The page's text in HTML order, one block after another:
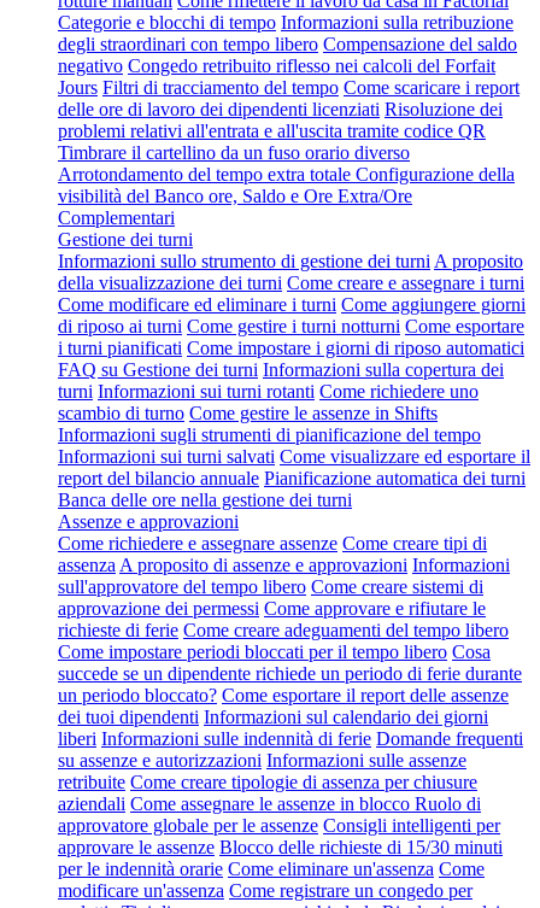
Categorie e blocchi di tempo Informazioni sulla retribuzione
degli straordinari con tempo libero Compensazione del saldo
negativo Congedo retribuito riflesso nei calcoli del Forfait
Jours Filtri di tracciamento del tempo Come scaricare i report
delle ore di lavoro dei dipendenti licenziati Risoluzione dei
problemi relativi all'entrata e all'uscita tramite codice QR
Timbrare il cartellino da un fuso orario diverso
Arrotondamento del tempo extra totale Configurazione della
visibilità del Banco ore, Saldo e Ore Extra/Ore
Complementari
Gestione dei turni
Informazioni sullo strumento di gestione dei turni A proposito
della visualizzazione dei turni Come creare e assegnare i turni
Come modificare ed eliminare i turni Come aggiungere giorni
di riposo ai turni Come gestire i turni notturni Come esportare
i turni pianificati Come impostare i giorni di riposo automatici
FAQ su Gestione dei turni Informazioni sulla copertura dei
turni Informazioni sui turni rotanti Come richiedere uno
scambio di turno Come gestire le assenze in Shifts
Informazioni sugli strumenti di pianificazione del tempo
Informazioni sui turni salvati Come visualizzare ed esportare il
report del bilancio annuale Pianificazione automatica dei turni
Banca delle ore nella gestione dei turni
Assenze e approvazioni
Come richiedere e assegnare assenze Come creare tipi di
assenza A proposito di assenze e approvazioni Informazioni
sull'approvatore del tempo libero Come creare sistemi di
approvazione dei permessi Come approvare e rifiutare le
richieste di ferie Come creare adeguamenti del tempo libero
Come impostare periodi bloccati per il tempo libero Cosa
succede se un dipendente richiede un periodo di ferie durante
un periodo bloccato? Come esportare il report delle assenze
dei tuoi dipendenti Informazioni sul calendario dei giorni
liberi Informazioni sulle indennità di ferie Domande frequenti
su assenze e autorizzazioni Informazioni sulle assenze
retribuite Come creare tipologie di assenza per chiusure
aziendali Come assegnare le assenze in blocco Ruolo di
approvatore globale per le assenze Consigli intelligenti per
approvare le assenze Blocco delle richieste di 15/30 minuti
per le indennità orarie Come eliminare un'assenza Come
modificare un'assenza Come registrare un congedo per